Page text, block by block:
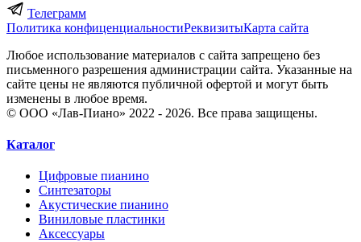
Телеграмм
Политика конфиценциальностиРеквизитыКарта сайта
Любое использование материалов с сайта запрещено без
письменного разрешения администрации сайта. Указанные на
сайте цены не являются публичной офертой и могут быть
изменены в любое время.
© ООО «Лав-Пиано» 2022 - 2026. Все права защищены.
Каталог
Цифровые пианино
Синтезаторы
Акустические пианино
Виниловые пластинки
Аксессуары